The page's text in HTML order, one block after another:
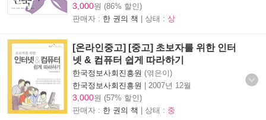
3,000원 (86% 할인)
판매자 : 한 권의 책 | 상태 : 상
[온라인중고] [중고] 초보자를 위한 인터
넷 & 컴퓨터 쉽게 따라하기
한국정보사회진흥원 (엮은이)
한국정보사회진흥원 | 2007년 12월
3,000원 (57% 할인)
판매자 : 한 권의 책 | 상태 : 중